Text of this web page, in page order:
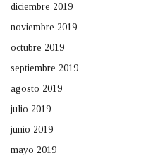
diciembre 2019
noviembre 2019
octubre 2019
septiembre 2019
agosto 2019
julio 2019
junio 2019
mayo 2019